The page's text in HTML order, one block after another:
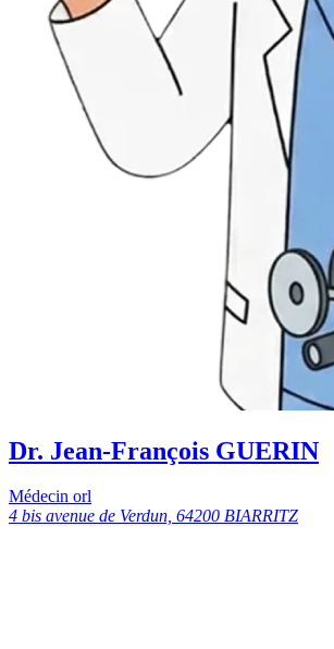
Dr. Jean-François GUERIN
Médecin orl
4 bis avenue de Verdun, 64200 BIARRITZ